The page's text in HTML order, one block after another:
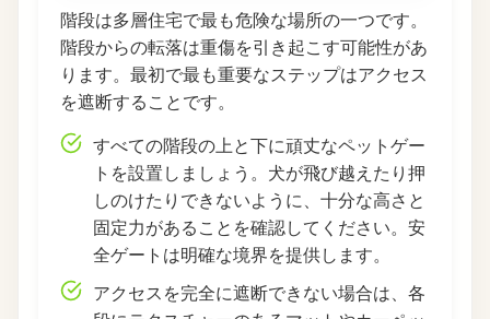
階段は多層住宅で最も危険な場所の一つです。
階段からの転落は重傷を引き起こす可能性があ
ります。最初で最も重要なステップはアクセス
を遮断することです。
すべての階段の上と下に頑丈なペットゲー
トを設置しましょう。犬が飛び越えたり押
しのけたりできないように、十分な高さと
固定力があることを確認してください。安
全ゲートは明確な境界を提供します。
アクセスを完全に遮断できない場合は、各